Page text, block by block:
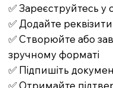
✅ Зареєструйтесь у
✅ Додайте
✅ Створюйте або
зручному форматі
✅ Підпишіть
✅ Отримайте